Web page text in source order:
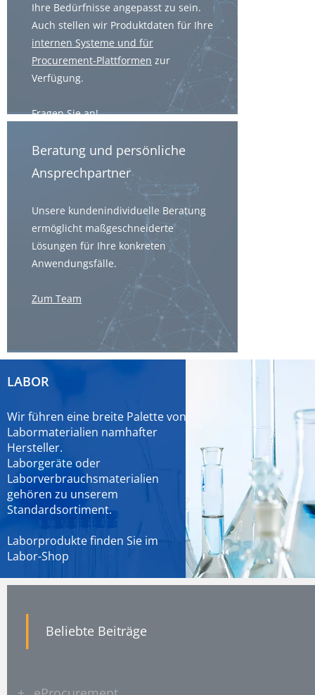
Ihre Bedürfnisse angepasst zu sein.
Auch stellen wir Produktdaten für Ihre
internen Systeme und für
Procurement-Plattformen zur
Verfügung.
Fragen Sie an!
Beratung und persönliche
Ansprechpartner
Unsere kundenindividuelle Beratung
ermöglicht maßgeschneiderte
Lösungen für Ihre konkreten
Anwendungsfälle.
Zum Team
LABOR
Wir führen eine breite Palette von
Labormaterialien namhafter
Hersteller.
Laborgeräte oder
Laborverbrauchsmaterialien
gehören zu unserem
Standardsortiment.
Laborprodukte finden Sie im
Labor-Shop
| Beliebte Beiträge